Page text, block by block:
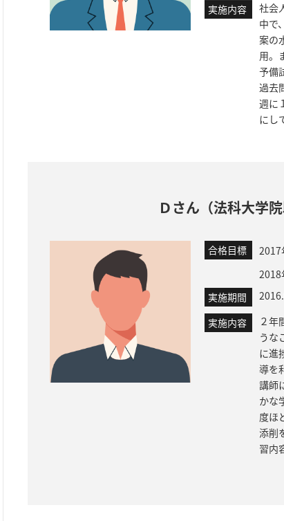
実施内容
社会
中で
案の
用。
予備
過去
週に
にし
Ｄさん（法科大学
合格目標 2017
2018
実施期間
実施内容
２年
うな
に進
導を
講師
かな
度ほ
添削
習内